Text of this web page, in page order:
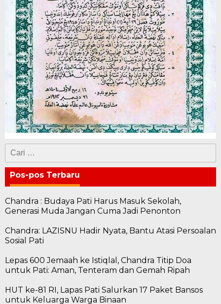
Cari
untuk:
Pos-pos Terbaru
Chandra : Budaya Pati Harus Masuk Sekolah,
Generasi Muda Jangan Cuma Jadi Penonton
Chandra: LAZISNU Hadir Nyata, Bantu Atasi Persoalan
Sosial Pati
Lepas 600 Jemaah ke Istiqlal, Chandra Titip Doa
untuk Pati: Aman, Tenteram dan Gemah Ripah
HUT ke-81 RI, Lapas Pati Salurkan 17 Paket Bansos
untuk Keluarga Warga Binaan